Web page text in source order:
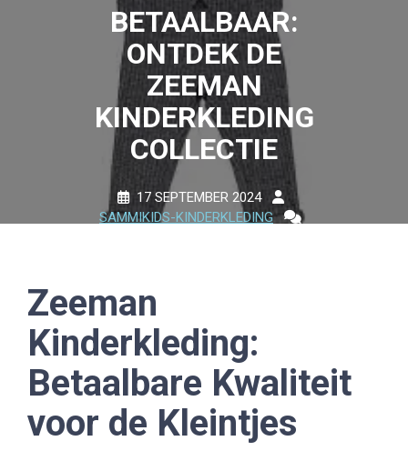
BETAALBAAR:
ONTDEK DE
ZEEMAN
KINDERKLEDING
COLLECTIE
17 SEPTEMBER 2024
SAMMIKIDS-KINDERKLEDING
Zeeman
Kinderkleding:
Betaalbare Kwaliteit
voor de Kleintjes